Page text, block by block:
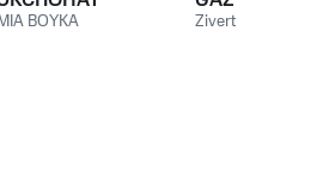
BOYKA Zivert